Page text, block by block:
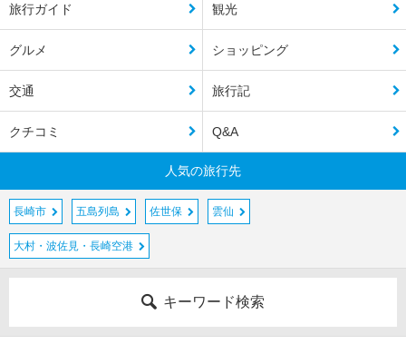
旅行ガイド 観光
グルメ ショッピング
交通 旅行記
クチコミ Q&A
人気の旅行先
長崎市 五島列島 佐世保 雲仙
大村・波佐見・長崎空港
キーワード検索